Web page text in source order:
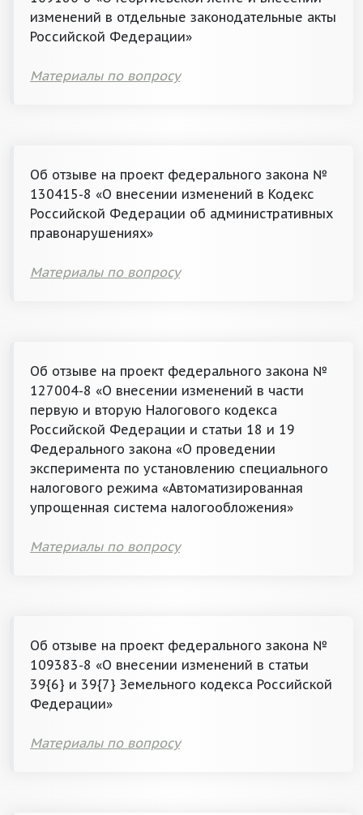
изменений в отдельные законодательные акты
Российской Федерации»
Материалы по вопросу
Об отзыве на проект федерального закона №
130415-8 «О внесении изменений в Кодекс
Российской Федерации об административных
правонарушениях»
Материалы по вопросу
Об отзыве на проект федерального закона №
127004-8 «О внесении изменений в части
первую и вторую Налогового кодекса
Российской Федерации и статьи 18 и 19
Федерального закона «О проведении
эксперимента по установлению специального
налогового режима «Автоматизированная
упрощенная система налогообложения»
Материалы по вопросу
Об отзыве на проект федерального закона №
109383-8 «О внесении изменений в статьи
39{6} и 39{7} Земельного кодекса Российской
Федерации»
Материалы по вопросу